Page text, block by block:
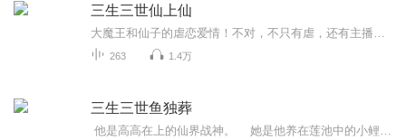
三生三世仙上仙
263 1.4万
三生三世鱼独葬